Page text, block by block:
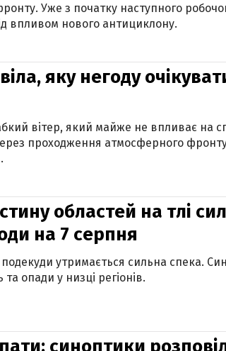
Уже з початку наступного
впливом нового антициклону.
яку негоду
вітер, який майже не впливає на
проходження атмосферного
областей на тлі
на 7 серпня
утримається сильна спека.
опади у низці регіонів.
синоптики